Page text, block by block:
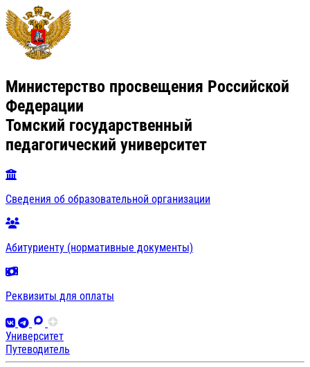
Министерство просвещения Российской
Федерации
Томский государственный
педагогический университет
Сведения об образовательной организации
Абитуриенту (нормативные документы)
Реквизиты для оплаты
Университет
Путеводитель